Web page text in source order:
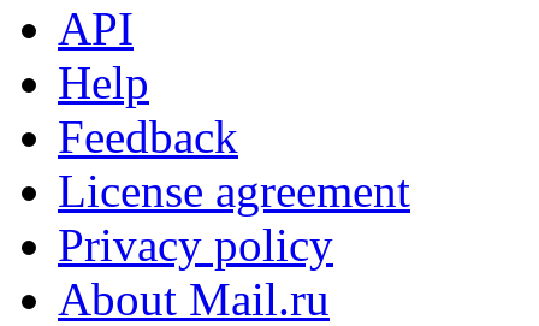
API
Help
Feedback
License agreement
Privacy policy
About Mail.ru